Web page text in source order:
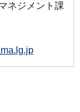
ネジメント課